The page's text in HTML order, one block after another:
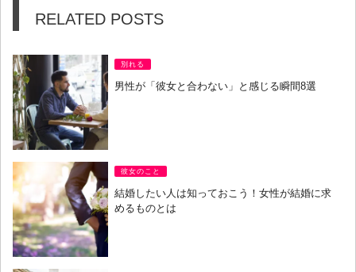
RELATED POSTS
別れる
男性が「彼女と合わない」と感じる瞬間8選
彼女のこと
結婚したい人は知っておこう！女性が結婚に求
めるものとは